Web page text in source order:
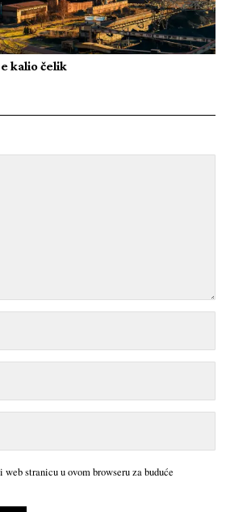
kalio čelik
stranicu u ovom browseru za buduće